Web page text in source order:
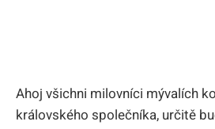
Ahoj všichni milovníci mývalích
královského společníka, určitě